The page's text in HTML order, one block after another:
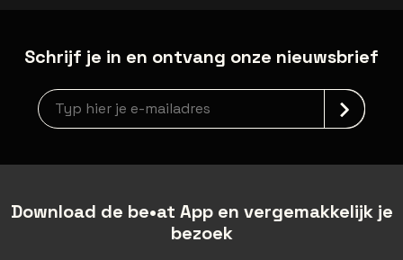
Schrijf je in en ontvang onze nieuwsbrief
Nieuwsbrief aanmelding
Download de be•at App en vergemakkelijk je
bezoek